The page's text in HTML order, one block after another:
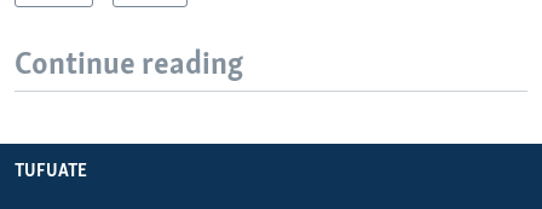
Continue reading
TUFUATE